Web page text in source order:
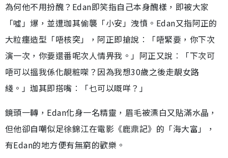
為何他不用扮醜？Edan即笑指自己本身醜樣，即被大家
「噓」爆，並遭珈其偷襲「小安」洩憤。Edan又指阿正的
大粒癦造型「唔核突」，阿正即搶說︰「唔緊要，你下次
演一次，你要還番呢次人情畀我。」阿正又說︰「下次可
唔可以搵我係化靚粧㗎？因為我想30歲之後走靚女路
綫。」珈其即搭嘴︰「乜可以嘅咩？」
鏡頭一轉，Edan化身一名精靈，眉毛被漂白又貼滿水晶，
但他卻自嘲似足徐錦江在電影《鹿鼎記》的「海大富」，
有Edan的地方便有無窮的歡樂。